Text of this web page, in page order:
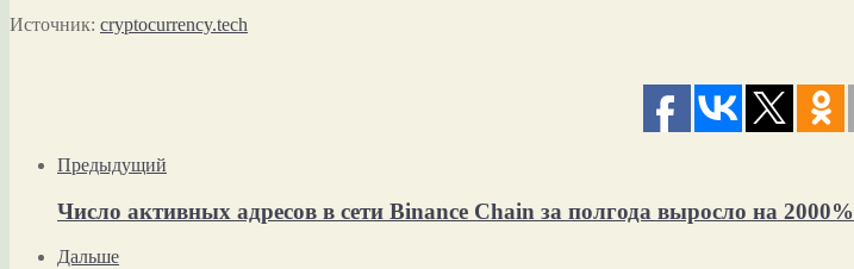
Источник: cryptocurrency.tech
Предыдущий
Число активных адресов в сети Binance Chain за полгода выросло на 2000%
Дальше